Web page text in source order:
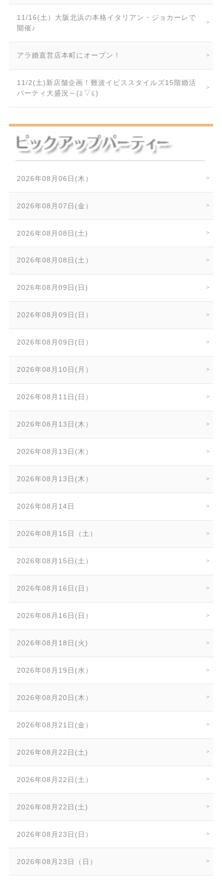
11/16(土）大阪北浜の本格イタリアン・ジョカーレで
開催♪
アラ婚直営店本町にオープン！
11/2(土)新店舗企画！難波イビススタイルズ15階婚活
パーティ大盛況～(≧▽≦)
2026年08月06日(木）
2026年08月07日(金）
2026年08月08日(土)
2026年08月08日(土）
2026年08月09日(日)
2026年08月09日(日）
2026年08月09日(日）
2026年08月10日(月）
2026年08月11日(日）
2026年08月13日(木）
2026年08月13日(木）
2026年08月13日(木）
2026年08月14日
2026年08月15日（土）
2026年08月15日(土）
2026年08月16日(日）
2026年08月16日(日）
2026年08月18日(火)
2026年08月19日(水）
2026年08月20日(木）
2026年08月21日(金）
2026年08月22日(土)
2026年08月22日(土）
2026年08月22日(土)
2026年08月23日(日）
2026年08月23日（日）